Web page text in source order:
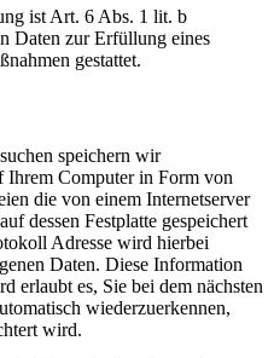
ist Art. 6 Abs. 1 lit. b
Daten zur Erfüllung eines
gestattet.
speichern wir
Ihrem Computer in Form von
die von einem Internetserver
dessen Festplatte gespeichert
Adresse wird hierbei
Daten. Diese Information
erlaubt es, Sie bei dem nächsten
wiederzuerkennen,
wird.